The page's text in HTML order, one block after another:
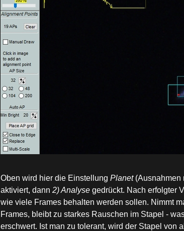
Oben wird hier die Einstellung Planet(Ausnahmen
aktiviert, dann 2) Analyse gedrückt. Nach erfolgter
wie viele Frames behalten werden sollen. Nimmt
Frames, bleibt zu starkes Rauschen im Stapel -
erschwert. Ist man zu tolerant, wird der Stapel von